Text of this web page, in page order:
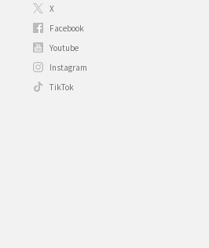
X
Facebook
Youtube
Instagram
TikTok